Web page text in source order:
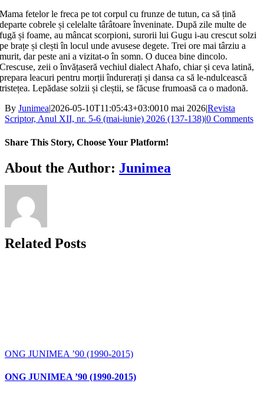
Mama fetelor le freca pe tot corpul cu frunze de tutun, ca să țină
departe cobrele și celelalte târâtoare înveninate. După zile multe de
fugă și foame, au mâncat scorpioni, surorii lui Gugu i‑au crescut solzi
pe brațe și clești în locul unde avusese degete. Trei ore mai târziu a
murit, dar peste ani a vizitat‑o în somn. O ducea bine dincolo.
Crescuse, zeii o învățaseră vechiul dialect Ahafo, chiar și ceva latină,
prepara leacuri pentru morții îndurerați și dansa ca să le‑ndulcească
tristețea. Lepădase solzii și cleștii, se făcuse frumoasă ca o madonă.
By Junimea|2026-05-10T11:05:43+03:0010 mai 2026|Revista
Scriptor, Anul XII, nr. 5-6 (mai-iunie) 2026 (137-138)|0 Comments
Share This Story, Choose Your Platform!
Facebook
X
Bluesky
Reddit
LinkedIn
WhatsApp
Telegram
Tumblr
Xing
Email
Copy
Link
About the Author: Junimea
Related Posts
ONG JUNIMEA ’90 (1990-2015)
ONG JUNIMEA ’90 (1990-2015)